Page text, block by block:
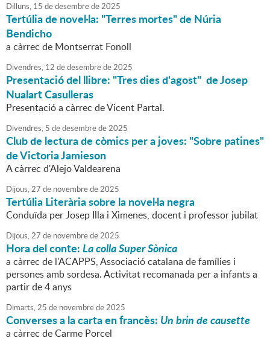
Dilluns, 15 dedesembrede2025
Tertúlia de novel·la: "Terres mortes" de Núria
Bendicho
a càrrec de Montserrat Fonoll
Divendres, 12 dedesembrede2025
Presentació del llibre: "Tres dies d'agost" de Josep
Nualart Casulleras
Presentació a càrrec de Vicent Partal.
Divendres, 5 dedesembrede2025
Club de lectura de còmics per a joves: "Sobre patines"
de Victoria Jamieson
A càrrec d'Alejo Valdearena
Dijous,27 de novembrede2025
Tertúlia Literària sobre la novel·la negra
Conduïda per Josep Illa i Ximenes, docent i professor jubilat
Dijous,27 de novembrede2025
Hora del conte:La colla Super Sònica
a càrrec de l'ACAPPS, Associació catalana de famílies i
persones amb sordesa. Activitat recomanada per a infants a
partir de 4 anys
Dimarts,25 de novembrede2025
Converses a la carta en francès: Un brin de causette
a càrrec de Carme Porcel